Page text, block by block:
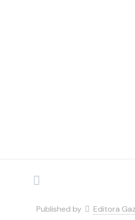
Published by Editora